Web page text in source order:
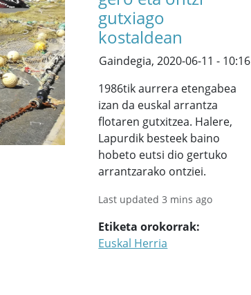
gutxiago
kostaldean
Gaindegia, 2020-06-11 - 10:16
1986tik aurrera etengabea
izan da euskal arrantza
flotaren gutxitzea. Halere,
Lapurdik besteek baino
hobeto eutsi dio gertuko
arrantzarako ontziei.
Last updated 3 mins ago
Etiketa orokorrak
Euskal Herria